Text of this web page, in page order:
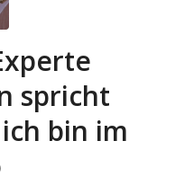
spricht
bin im